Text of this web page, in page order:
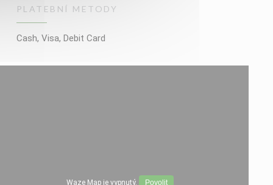
PLATEBNÍ METODY
Cash, Visa, Debit Card
Waze Map je vypnutý. Povolit